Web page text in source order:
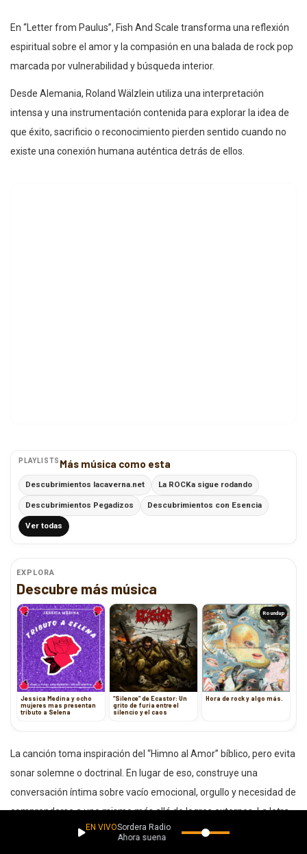
En “Letter from Paulus”, Fish And Scale transforma una reflexión
espiritual sobre el amor y la compasión en una balada de rock pop
marcada por vulnerabilidad y búsqueda interior.
Desde Alemania, Roland Wälzlein utiliza una interpretación
intensa y una instrumentación contenida para explorar la idea de
que éxito, sacrificio o reconocimiento pierden sentido cuando no
existe una conexión humana auténtica detrás de ellos.
PLAYLISTS Más música como esta
Descubrimientos lacaverna.net La ROCKa sigue rodando
Descubrimientos Pegadizos Descubrimientos con Esencia
Ver todas
EXPLORA
Descubre más música
Jessica Medina y ocho
mujeres mas presentan
tributo a Selena
“Silence” de Ecastor: Un
grito de furia entre el
silencio y el caos
Roundup
Hora de rock y algo más.
La canción toma inspiración del “Himno al Amor” bíblico, pero evita
sonar solemne o doctrinal. En lugar de eso, construye una
conversación íntima sobre vacío emocional, orgullo y necesidad de
comprenderse a uno mismo más allá de logros externos. La letra
insiste en que incluso los actos aparentemente nobles pueden
EN VIVOSordera Radio
Ahora suena